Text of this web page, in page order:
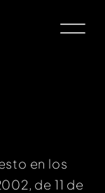
en los
de 11 de